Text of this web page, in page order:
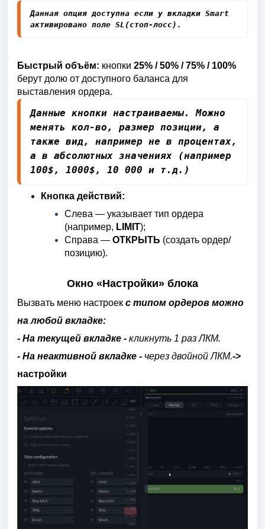
Данная опция доступна если у вкладки Smart
активировано поле SL(стоп-лосс).
Быстрый объём: кнопки 25% / 50% / 75% / 100%
берут долю от доступного баланса для
выставления ордера.
Данные кнопки настраиваемы. Можно
менять кол-во, размер позиции, а
также вид, например не в процентах,
а в абсолютных значениях (например
100$, 1000$, 10 000 и т.д.)
Кнопка действий:
Слева — указывает тип ордера
(например, LIMIT);
Справа — ОТКРЫТЬ (создать ордер/
позицию).
Окно «Настройки» блока
Вызвать меню настроек с типом ордеров можно
на любой вкладке:
- На текущей вкладке - кликнуть 1 раз ЛКМ.
- На неактивной вкладке - через двойной ЛКМ.->
настройки